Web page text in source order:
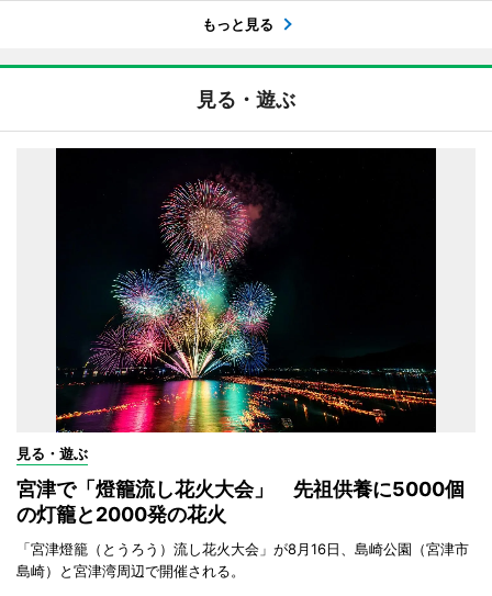
もっと見る
見る・遊ぶ
見る・遊ぶ
宮津で「燈籠流し花火大会」 先祖供養に5000個
の灯籠と2000発の花火
「宮津燈籠（とうろう）流し花火大会」が8月16日、島崎公園（宮津市
島崎）と宮津湾周辺で開催される。